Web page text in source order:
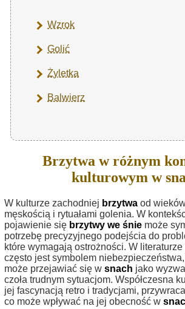
Wzrok
Golić
Żyletka
Balwierz
Brzytwa w różnym
kulturowym w
W kulturze zachodniej brzytwa od
męskością i rytuałami golenia. W
pojawienie się brzytwy we śnie może
potrzebę precyzyjnego podejścia do
które wymagają ostrożności. W literaturze
często jest symbolem
może przejawiać się w snach jako
czoła trudnym sytuacjom. Współczesna
jej fascynacją retro i tradycjami, przywraca
co może wpływać na jej obecność w